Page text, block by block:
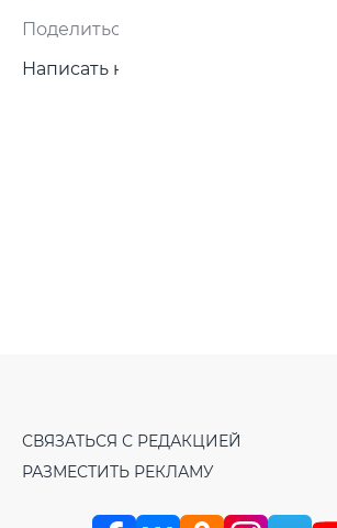
Поделиться:
Написать нам
СВЯЗАТЬСЯ С РЕДАКЦИЕЙ
РАЗМЕСТИТЬ РЕКЛАМУ